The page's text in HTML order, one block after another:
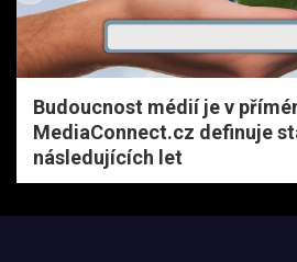
Budoucnost médií je v
MediaConnect.cz definuje
následujících let